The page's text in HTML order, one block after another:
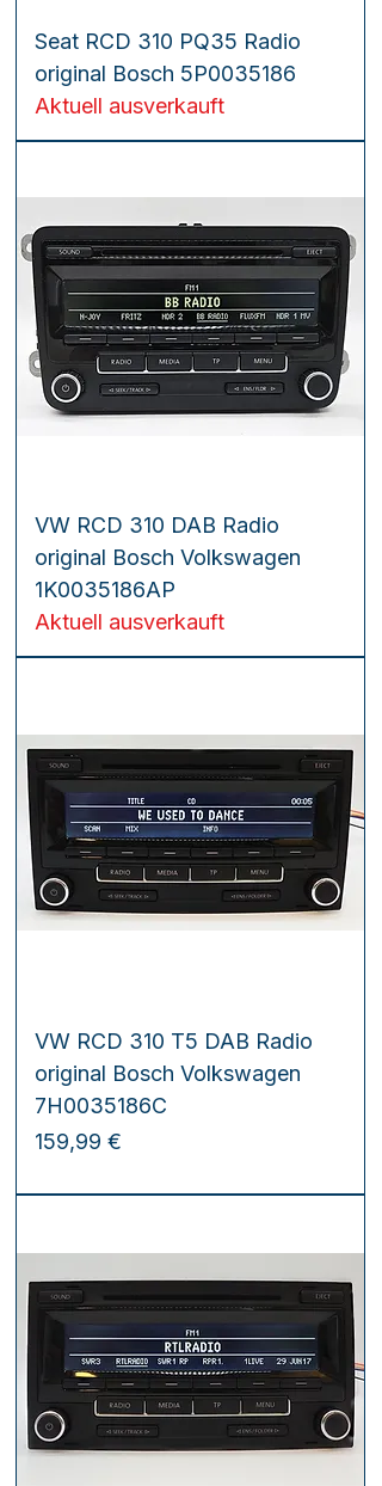
Seat RCD 310 PQ35 Radio
original Bosch 5P0035186
Aktuell ausverkauft
VW RCD 310 DAB Radio
original Bosch Volkswagen
1K0035186AP
Aktuell ausverkauft
VW RCD 310 T5 DAB Radio
original Bosch Volkswagen
7H0035186C
Preis
159,99 €